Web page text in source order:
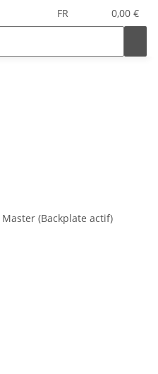
FR 0,00 €